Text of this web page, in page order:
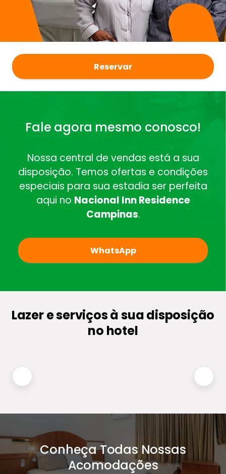
Reservar
Fale agora mesmo conosco!
Nossa central de vendas está a sua
disposição. Temos ofertas e condições
especiais para sua estadia ser perfeita
aqui no Nacional Inn Residence
Campinas.
WhatsApp
Lazer e serviços à sua disposição
no hotel
Conheça Todas Nossas
Acomodações